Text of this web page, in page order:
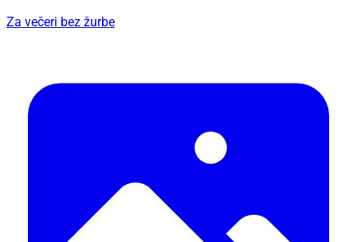
Za večeri bez žurbe